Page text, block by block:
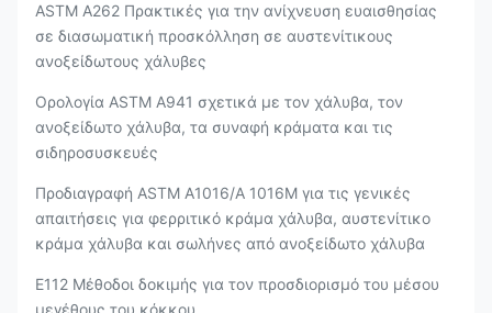
ASTM A262 Πρακτικές για την ανίχνευση ευαισθησίας
σε διασωματική προσκόλληση σε αυστενίτικους
ανοξείδωτους χάλυβες
Ορολογία ASTM A941 σχετικά με τον χάλυβα, τον
ανοξείδωτο χάλυβα, τα συναφή κράματα και τις
σιδηροσυσκευές
Προδιαγραφή ASTM A1016/A 1016M για τις γενικές
απαιτήσεις για φερριτικό κράμα χάλυβα, αυστενίτικο
κράμα χάλυβα και σωλήνες από ανοξείδωτο χάλυβα
Ε112 Μέθοδοι δοκιμής για τον προσδιορισμό του μέσου
μεγέθους του κόκκου